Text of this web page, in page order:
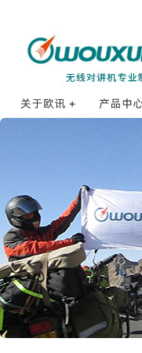
招贤纳士
企业荣誉
研发体系
质量控制
数字对讲
公网对讲
业余对讲
专业对讲
车载对讲
配件集